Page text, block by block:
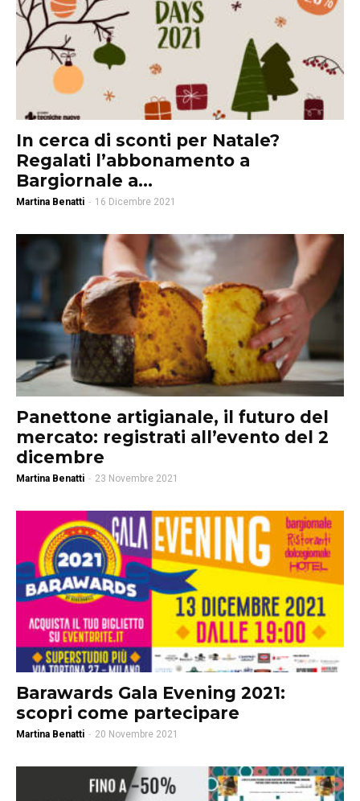
In cerca di sconti per Natale?
Regalati l’abbonamento a
Bargiornale a...
Martina Benatti - 16 Dicembre 2021
Panettone artigianale, il futuro del
mercato: registrati all’evento del 2
dicembre
Martina Benatti - 23 Novembre 2021
Barawards Gala Evening 2021:
scopri come partecipare
Martina Benatti - 20 Novembre 2021